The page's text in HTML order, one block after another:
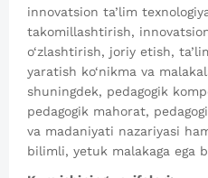
innovatsion ta’lim
takomillashtirish,
o‘zlashtirish, joriy etish,
yaratish ko‘nikma va
shuningdek, pedagogik
pedagogik mahorat,
va madaniyati nazariyasi
bilimli, yetuk malakaga ega